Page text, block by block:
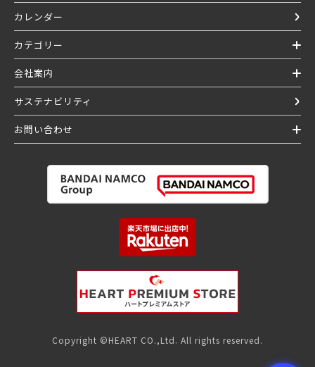
カレンダー
カテゴリー
会社案内
サステナビリティ
お問い合わせ
Copyright ©HEART CO.,Ltd. All rights reserved.